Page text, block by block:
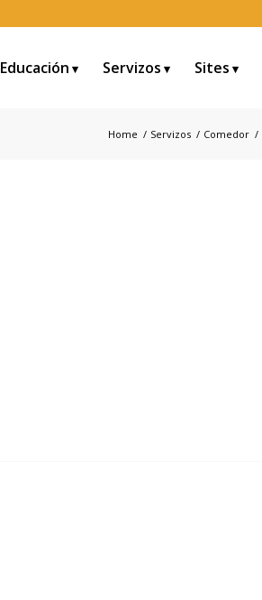
Educación Servizos Sites
Home / Servizos / Comedor /